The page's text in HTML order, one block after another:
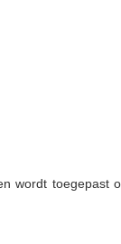
wordt toegepast